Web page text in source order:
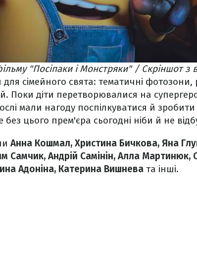
"Посіпаки і Монстряки" / Скріншот з
для сімейного свята: тематичні
Поки діти перетворювалися на
мали нагоду поспілкуватися й
цього прем'єра сьогодні ніби й не
Анна Кошмал, Христина Бичкова, Яна
Самчик, Андрій Самінін, Алла
Адоніна, Катерина Вишнева та інші.